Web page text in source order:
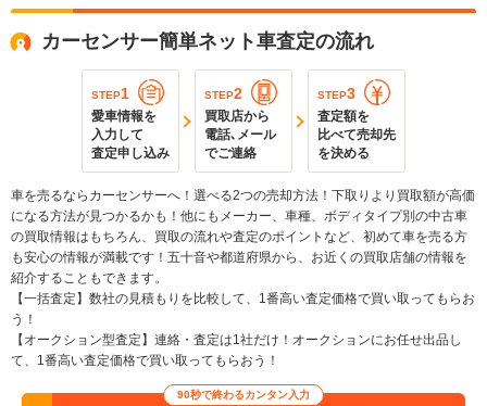
カーセンサー簡単ネット車査定の流れ
STEP1
愛車情報を
入力して
査定申し込み
STEP2
買取店から
電話､メール
でご連絡
STEP3
査定額を
比べて売却先
を決める
車を売るならカーセンサーへ！選べる2つの売却方法！下取りより買取額が高価
になる方法が見つかるかも！他にもメーカー、車種、ボディタイプ別の中古車
の買取情報はもちろん、買取の流れや査定のポイントなど、初めて車を売る方
も安心の情報が満載です！五十音や都道府県から、お近くの買取店舗の情報を
紹介することもできます。
【一括査定】数社の見積もりを比較して、1番高い査定価格で買い取ってもらお
う！
【オークション型査定】連絡・査定は1社だけ！オークションにお任せ出品し
て、1番高い査定価格で買い取ってもらおう！
90秒で終わるカンタン入力